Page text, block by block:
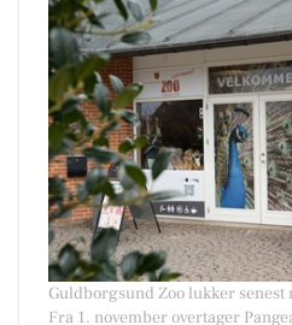
Guldborgsund Zoo lukker senest
Fra 1. november overtager